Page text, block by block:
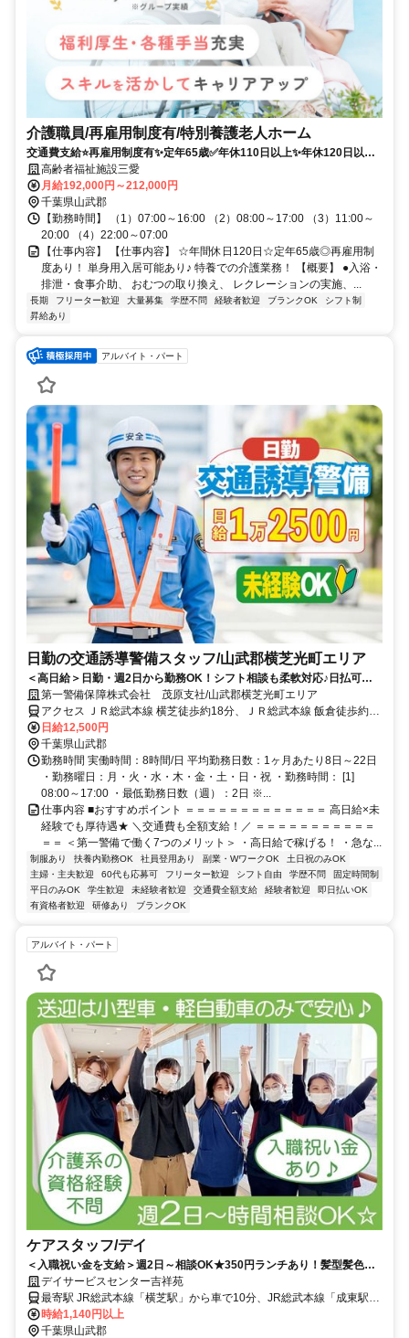
介護職員/再雇用制度有/特別養護老人ホーム
交通費支給⭐️再雇用制度有✨定年65歳✅️年休110日以上✨年休120日以上
⭕️担当者オススメ✨研修支援有❗️経験者優遇⭐️車通勤ＯＫ
高齢者福祉施設三愛
月給192,000円～212,000円
千葉県山武郡
【勤務時間】 （1）07:00～16:00 （2）08:00～17:00 （3）11:00～
20:00 （4）22:00～07:00
【仕事内容】 【仕事内容】 ☆年間休日120日☆定年65歳◎再雇用制
度あり！ 単身用入居可能あり♪ 特養での介護業務！ 【概要】 ●入浴・
排泄・食事介助、 おむつの取り換え、 レクレーションの実施、...
長期 フリーター歓迎 大量募集 学歴不問 経験者歓迎 ブランクOK
シフト制
昇給あり
アルバイト・パート
日勤の交通誘導警備スタッフ/山武郡横芝光町エリア
＜高日給＞日勤・週2日から勤務OK！シフト相談も柔軟対応♪日払可◎
未経験歓迎★
第一警備保障株式会社 茂原支社/山武郡横芝光町エリア
アクセス ＪＲ総武本線 横芝徒歩約18分、ＪＲ総武本線 飯倉徒歩約39
分、ＪＲ総武本線 松尾（千葉県）徒歩約68分 直行直帰OK＊交通費全
額支給＊
日給12,500円
千葉県山武郡
勤務時間 実働時間：8時間/日 平均勤務日数：1ヶ月あたり8日～22日
・勤務曜日：月・火・水・木・金・土・日・祝 ・勤務時間： [1]
08:00～17:00 ・最低勤務日数（週）：2日 ※...
仕事内容 ■おすすめポイント ＝＝＝＝＝＝＝＝＝＝＝＝＝ 高日給×未
経験でも厚待遇★ ＼交通費も全額支給！／ ＝＝＝＝＝＝＝＝＝＝＝
＝＝ ＜第一警備で働く7つのメリット＞ ・高日給で稼げる！ ・急な...
制服あり 扶養内勤務OK 社員登用あり 副業・WワークOK
土日祝のみOK
主婦・主夫歓迎
60代も応募可 フリーター歓迎 シフト自由 学歴不問
固定時間制
平日のみOK
学生歓迎 未経験者歓迎 交通費全額支給 経験者歓迎
即日払いOK
有資格者歓迎
研修あり ブランクOK
アルバイト・パート
ケアスタッフ/デイ
＜入職祝い金を支給＞週2日～相談OK★350円ランチあり！髪型髪色自
由◎ブランクOK♪車通勤OK・無料駐車場あり♪【山武郡横芝光町・横芝
駅/成東駅/八日市場駅・デイ・ケアスタッフ・日勤パート】
デイサービスセンター吉祥苑
最寄駅 JR総武本線「横芝駅」から車で10分、JR総武本線「成東駅」
「八日市場駅」から車で20分
時給1,140円以上
千葉県山武郡